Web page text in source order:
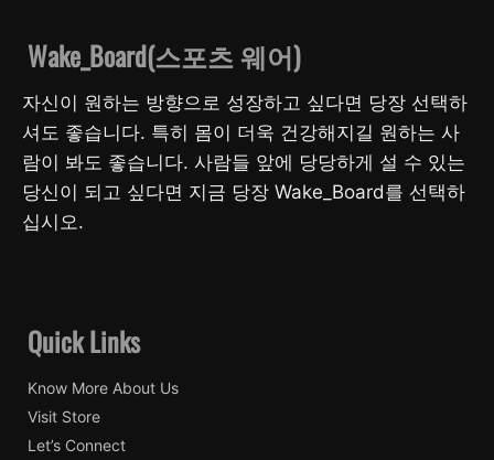
Wake_Board(스포츠 웨어)
자신이 원하는 방향으로 성장하고 싶다면 당장 선택하
셔도 좋습니다. 특히 몸이 더욱 건강해지길 원하는 사
람이 봐도 좋습니다. 사람들 앞에 당당하게 설 수 있는
당신이 되고 싶다면 지금 당장 Wake_Board를 선택하
십시오.
Quick Links
Know More About Us
Visit Store
Let’s Connect